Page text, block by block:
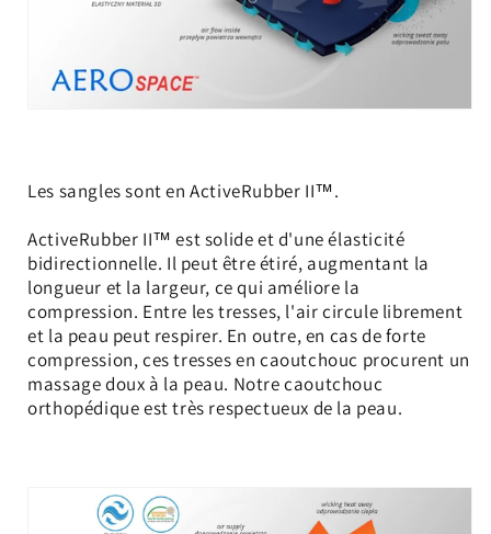
Les sangles sont en ActiveRubber II™.
ActiveRubber II™ est solide et d'une élasticité
bidirectionnelle. Il peut être étiré, augmentant la
longueur et la largeur, ce qui améliore la
compression. Entre les tresses, l'air circule librement
et la peau peut respirer. En outre, en cas de forte
compression, ces tresses en caoutchouc procurent un
massage doux à la peau. Notre caoutchouc
orthopédique est très respectueux de la peau.